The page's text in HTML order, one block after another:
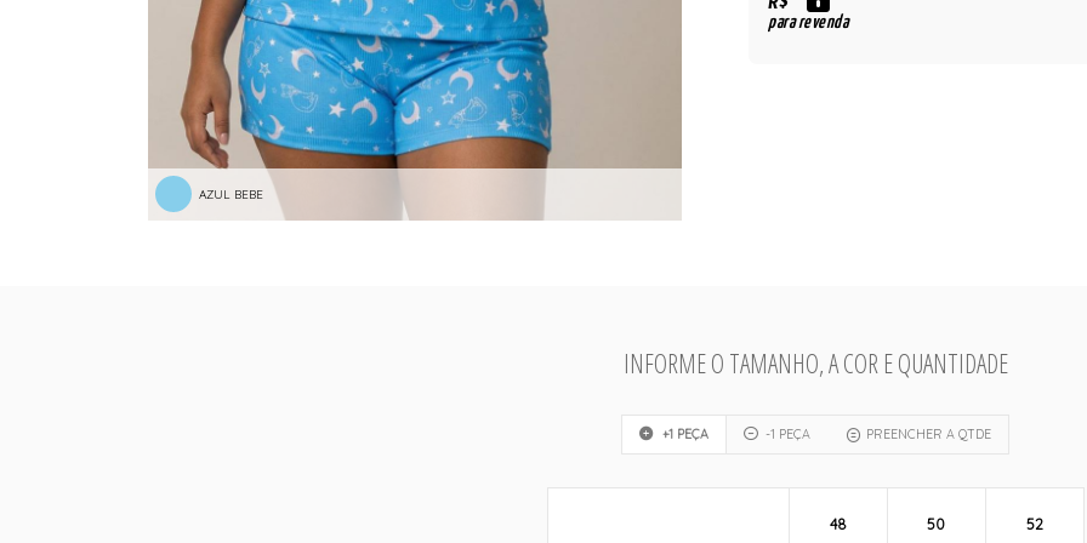
AZUL BEBE
para revenda
INFORME O TAMANHO, A COR E QUANTIDADE
+1 PEÇA -1 PEÇA PREENCHER A QTDE
48 50 52